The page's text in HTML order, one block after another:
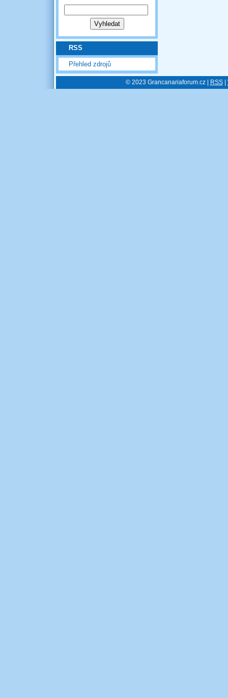
RSS
Přehled zdrojů
© 2023 Grancanariaforum.cz | RSS|